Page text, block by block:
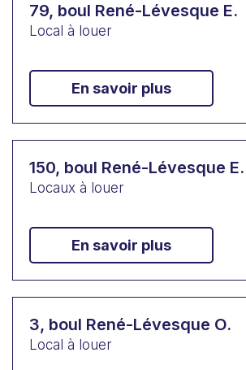
79, boul René-Lévesque E.
Local à louer
En savoir plus
150, boul René-Lévesque E.
Locaux à louer
En savoir plus
3, boul René-Lévesque O.
Local à louer